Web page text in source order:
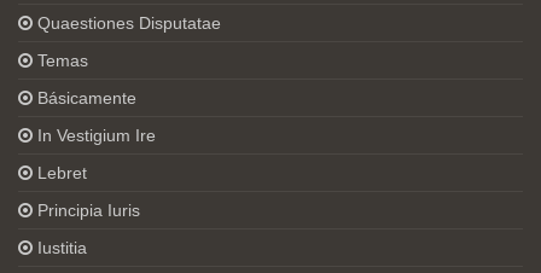
Quaestiones Disputatae
Temas
Básicamente
In Vestigium Ire
Lebret
Principia Iuris
Iustitia